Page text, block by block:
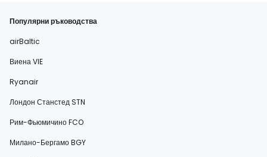
Популярни ръководства
airBaltic
Виена VIE
Ryanair
Лондон Станстед STN
Рим-Фьюмичино FCO
Милано-Бергамо BGY